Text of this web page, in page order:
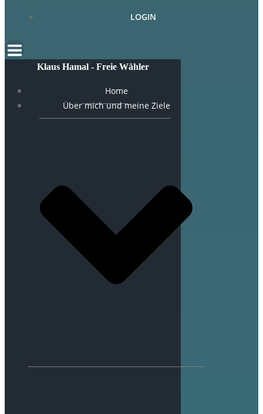
LOGIN
Klaus Hamal - Freie Wähler
Home
Über mich und meine Ziele